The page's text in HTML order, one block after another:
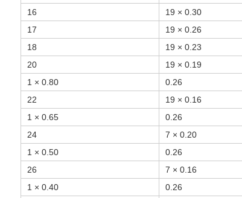
16 19 × 0.30
17
19 × 0.26
18
19 × 0.23
20
19 × 0.19
1 × 0.80
0.26
22
19 × 0.16
1 × 0.65
0.26
24
7 × 0.20
1 × 0.50
0.26
26
7 × 0.16
1 × 0.40
0.26